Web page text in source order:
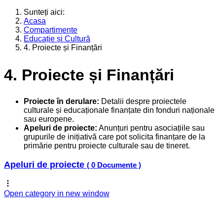
Sunteți aici:
Acasa
Compartimente
Educație și Cultură
4. Proiecte și Finanțări
4. Proiecte și Finanțări
Proiecte în derulare: Detalii despre proiectele
culturale și educaționale finanțate din fonduri naționale
sau europene.
Apeluri de proiecte: Anunțuri pentru asociațiile sau
grupurile de inițiativă care pot solicita finanțare de la
primărie pentru proiecte culturale sau de tineret.
Apeluri de proiecte ( 0 Documente )
Open category in new window